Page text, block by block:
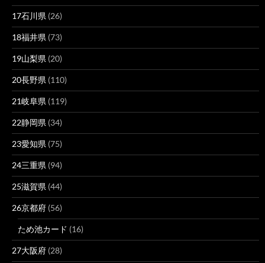
17石川県 (26)
18福井県 (73)
19山梨県 (20)
20長野県 (110)
21岐阜県 (119)
22静岡県 (34)
23愛知県 (75)
24三重県 (94)
25滋賀県 (44)
26京都府 (56)
ため池カード (16)
27大阪府 (28)